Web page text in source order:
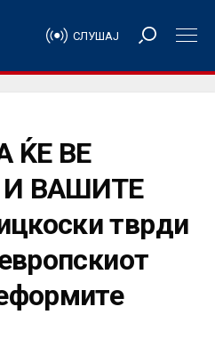
СЛУШАЈ
ЌЕ ВЕ
ВАШИТЕ
тврди